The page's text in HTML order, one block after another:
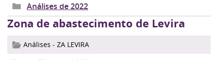
Análises de 2022
Zona de abastecimento de Levira
Análises - ZA LEVIRA